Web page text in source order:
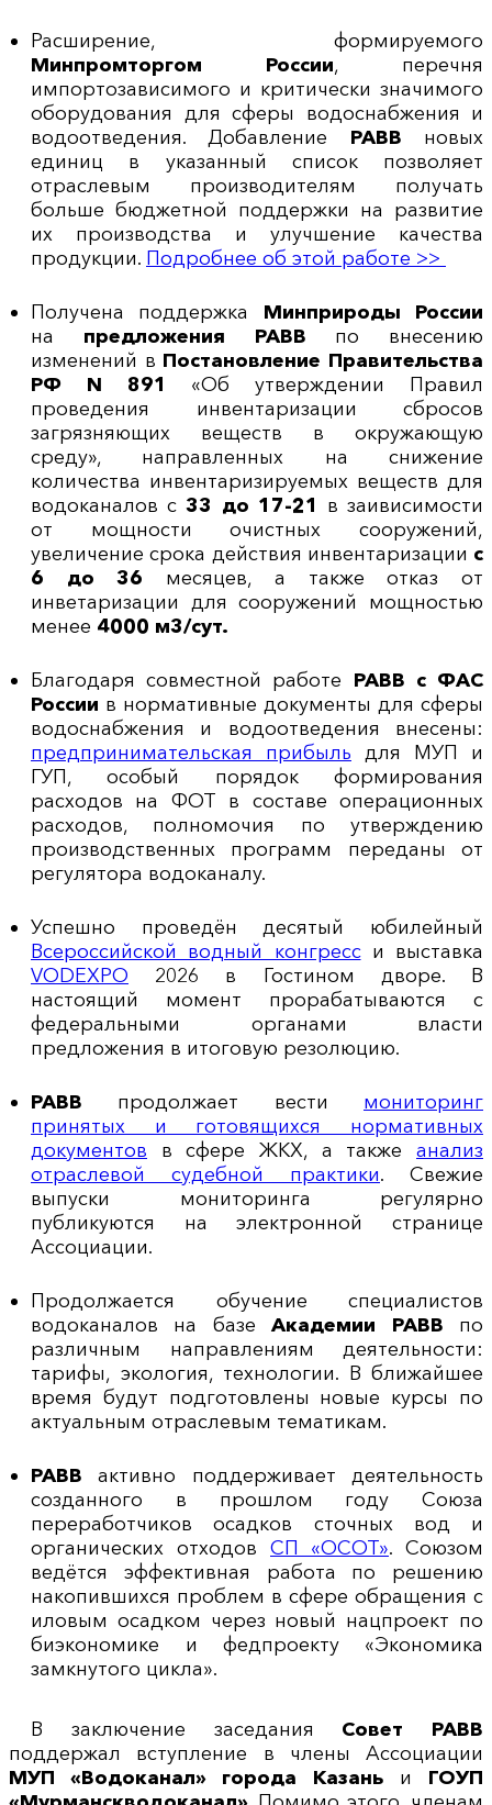
Расширение, формируемого
Минпромторгом России, перечня
импортозависимого и критически значимого
оборудования для сферы водоснабжения и
водоотведения. Добавление РАВВ новых
единиц в указанный список позволяет
отраслевым производителям получать
больше бюджетной поддержки на развитие
их производства и улучшение качества
продукции. Подробнее об этой работе >>
Получена поддержка Минприроды России
на предложения РАВВ по внесению
изменений в Постановление Правительства
РФ N 891 «Об утверждении Правил
проведения инвентаризации сбросов
загрязняющих веществ в окружающую
среду», направленных на снижение
количества инвентаризируемых веществ для
водоканалов с33 до 17-21 в заивисимости
от мощности очистных сооружений,
увеличение срока действия инвентаризации с
6 до 36 месяцев, а также отказ от
инветаризации для сооружений мощностью
менее 4000 м3/сут.
Благодаря совместной работе РАВВ с ФАС
России в нормативные документы для сферы
водоснабжения и водоотведения внесены:
предпринимательская прибыль для МУП и
ГУП, особый порядок формирования
расходов на ФОТ в составе операционных
расходов, полномочия по утверждению
производственных программ переданы от
регулятора водоканалу.
Успешно проведён десятый юбилейный
Всероссийской водный конгресси выставка
VODEXPO 2026 в Гостином дворе. В
настоящий момент прорабатываются с
федеральными органами власти
предложения в итоговую резолюцию.
РАВВ продолжает вести мониторинг
принятых и готовящихся нормативных
документов в сфере ЖКХ, а также анализ
отраслевой судебной практики. Свежие
выпуски мониторинга регулярно
публикуются на электронной странице
Ассоциации.
Продолжается обучение специалистов
водоканалов на базеАкадемии РАВВ по
различным направлениям деятельности:
тарифы, экология, технологии. В ближайшее
время будут подготовлены новые курсы по
актуальным отраслевым тематикам.
РАВВ активно поддерживает деятельность
созданного в прошлом году Союза
переработчиков осадков сточных вод и
органических отходов СП «ОСОТ». Союзом
ведётся эффективная работа по решению
накопившихся проблем в сфере обращения с
иловым осадком через новый нацпроект по
биэкономике и федпроекту «Экономика
замкнутого цикла».
В заключение заседания Совет РАВВ
поддержал вступление в члены Ассоциации
МУП «Водоканал» города Казань и ГОУП